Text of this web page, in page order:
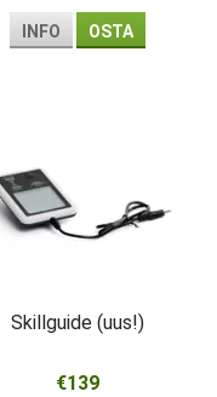
INFO OSTA
Skillguide (uus!)
€139